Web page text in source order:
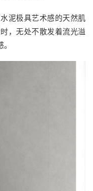
泥极具艺术感的天然肌
，无处不散发着流光溢